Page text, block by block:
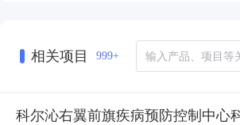
相关项目 999+
科尔沁右翼前旗疾病预防控制中心